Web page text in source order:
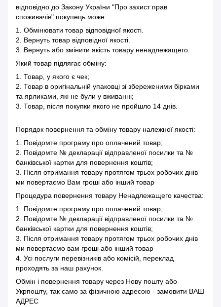
відповідно до Закону України "Про захист прав
споживачів" покупець може:
1. Обмінювати товар відповідної якості.
2. Вернуть товар відповідної якості.
3. Вернуть або змінити якість товару ненадлежащего.
Який товар підлягає обміну:
1. Товар, у якого є чек;
2. Товар в оригінальній упаковці зі збереженими бірками
та ярликами, які не були у вживанні;
3. Товар, після покупки якого не пройшло 14 днів.
Порядок повернення та обміну товару належної якості:
1. Повідомте програму про оплачений товар;
2. Повідомте № декларації відправленої посилки та №
банківської картки для повернення коштів;
3. Після отримання товару протягом трьох робочих днів
ми повертаємо Вам гроші або інший товар
Процедура повернення товару Ненадлежащего качества:
1. Повідомте програму про оплачений товар;
2. Повідомте № декларації відправленої посилки та №
банківської картки для повернення коштів;
3. Після отримання товару протягом трьох робочих днів
ми повертаємо вам гроші або інший товар
4. Усі послуги перевізників або комісій, переклад
проходять за наш рахунок.
Обмін і повернення товару через Нову пошту або
Укрпошту, так само за фізичною адресою - замовити ВАШ
АДРЕС